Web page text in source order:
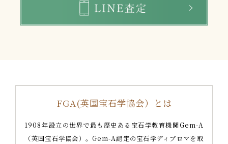
FGA(英国宝石学協会）とは
1908年設立の世界で最も歴史ある宝石学教育機関Gem-A
（英国宝石学協会）。Gem-A認定の宝石学ディプロマを取